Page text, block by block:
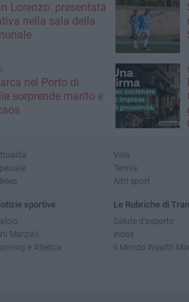
Lorenzo: presentata
nella sala della
nel Porto di
sorprende marito e
sportive
Marziali
e Atletica
Vela
Tennis
Altri sport
Le Rubriche di
Salute d’asporto
Inbox
Il Mondo Wealth